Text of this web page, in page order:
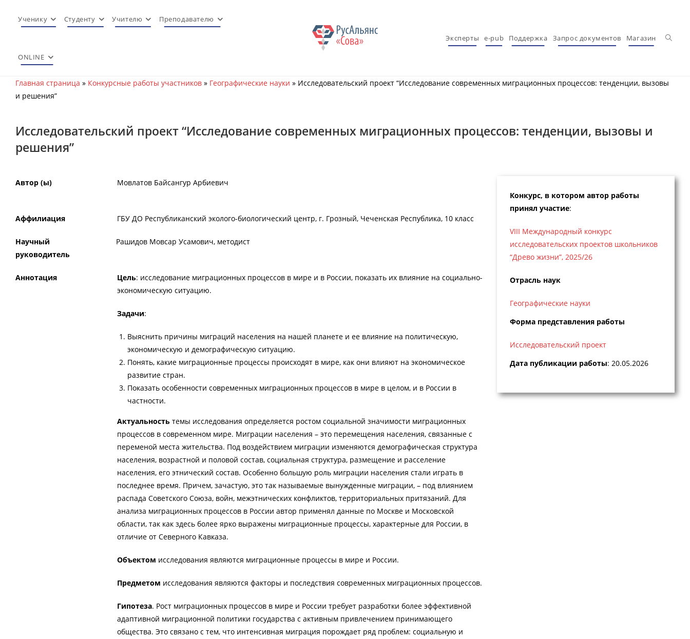
Ученику Студенту Учителю Преподавателю
ONLINE
Эксперты e-pub Поддержка Запрос документов Магазин
Главная страница » Конкурсные работы участников » Географические науки » Исследовательский проект “Исследование современных миграционных процессов: тенденции, вызовы
и решения”
Исследовательский проект “Исследование современных миграционных процессов: тенденции, вызовы и
решения”
Автор (ы) Мовлатов Байсангур Арбиевич
Аффилиация ГБУ ДО Республиканский эколого-биологический центр, г. Грозный, Чеченская Республика, 10 класс
Научный
руководитель
Рашидов Мовсар Усамович, методист
Аннотация Цель: исследование миграционных процессов в мире и в России, показать их влияние на социально-
экономическую ситуацию.
Задачи:
Выяснить причины миграций населения на нашей планете и ее влияние на политическую,
экономическую и демографическую ситуацию.
Понять, какие миграционные процессы происходят в мире, как они влияют на экономическое
развитие стран.
Показать особенности современных миграционных процессов в мире в целом, и в России в
частности.
Актуальность темы исследования определяется ростом социальной значимости миграционных
процессов в современном мире. Миграции населения – это перемещения населения, связанные с
переменой места жительства. Под воздействием миграции изменяются демографическая структура
населения, возрастной и половой состав, социальная структура, размещение и расселение
населения, его этнический состав. Особенно большую роль миграции населения стали играть в
последнее время. Причем, зачастую, это так называемые вынужденные миграции, – под влиянием
распада Советского Союза, войн, межэтнических конфликтов, территориальных притязаний. Для
анализа миграционных процессов в России автор применял данные по Москве и Московской
области, так как здесь более ярко выражены миграционные процессы, характерные для России, в
отличие от Северного Кавказа.
Объектом исследования являются миграционные процессы в мире и России.
Предметом исследования являются факторы и последствия современных миграционных процессов.
Гипотеза. Рост миграционных процессов в мире и России требует разработки более эффективной
адаптивной миграционной политики государства с активным привлечением принимающего
общества. Это связано с тем, что интенсивная миграция порождает ряд проблем: социальную и
Конкурс, в котором автор работы
принял участие:
VIII Международный конкурс
исследовательских проектов школьников
“Древо жизни”, 2025/26
Отрасль наук
Географические науки
Форма представления работы
Исследовательский проект
Дата публикации работы: 20.05.2026